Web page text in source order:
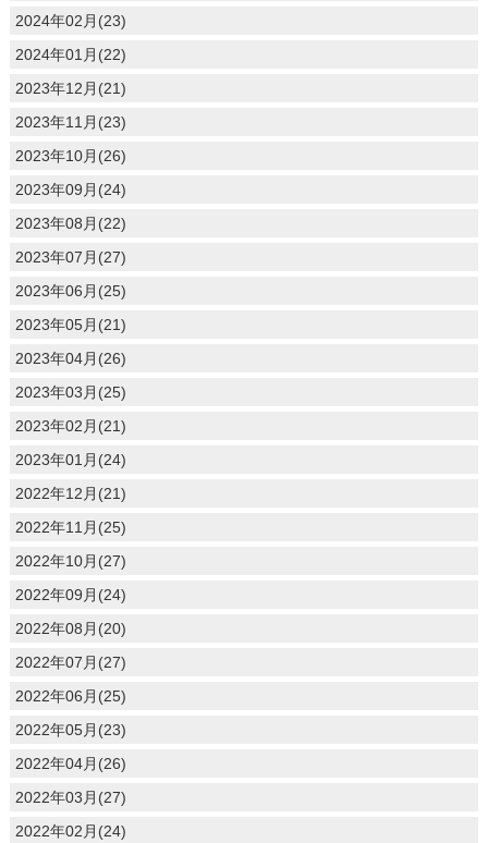
2024年02月(23)
2024年01月(22)
2023年12月(21)
2023年11月(23)
2023年10月(26)
2023年09月(24)
2023年08月(22)
2023年07月(27)
2023年06月(25)
2023年05月(21)
2023年04月(26)
2023年03月(25)
2023年02月(21)
2023年01月(24)
2022年12月(21)
2022年11月(25)
2022年10月(27)
2022年09月(24)
2022年08月(20)
2022年07月(27)
2022年06月(25)
2022年05月(23)
2022年04月(26)
2022年03月(27)
2022年02月(24)